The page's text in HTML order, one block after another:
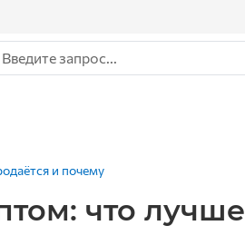
и почему
что лучше